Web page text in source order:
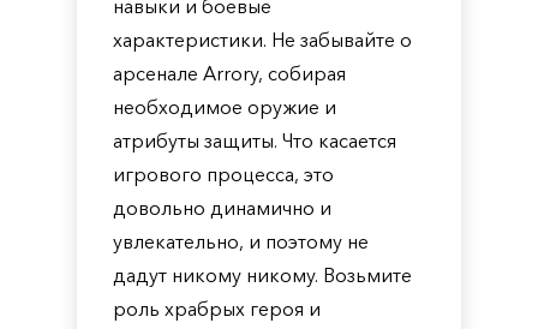
навыки и боевые
характеристики. Не забывайте о
арсенале Arrory, собирая
необходимое оружие и
атрибуты защиты. Что касается
игрового процесса, это
довольно динамично и
увлекательно, и поэтому не
дадут никому никому. Возьмите
роль храбрых героя и